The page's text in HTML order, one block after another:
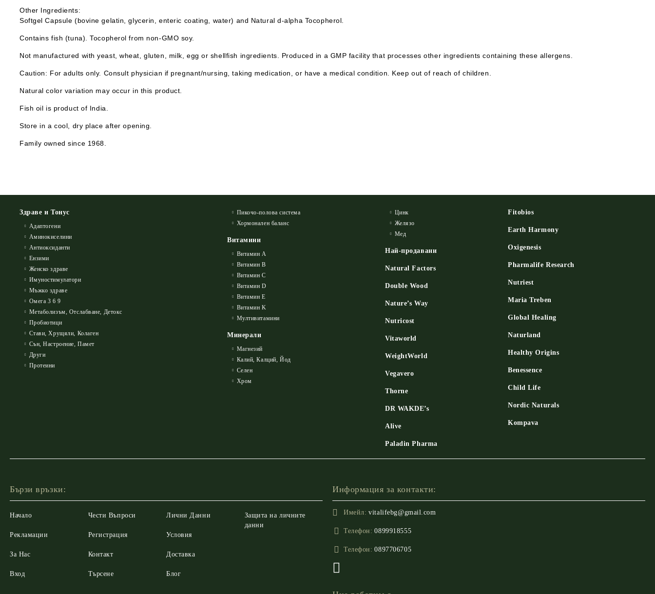
Other Ingredients:
Softgel Capsule (bovine gelatin, glycerin, enteric coating, water) and Natural d-alpha Tocopherol.
Contains fish (tuna). Tocopherol from non-GMO soy.
Not manufactured with yeast, wheat, gluten, milk, egg or shellfish ingredients. Produced in a GMP facility that processes other ingredients containing these allergens.
Caution: For adults only. Consult physician if pregnant/nursing, taking medication, or have a medical condition. Keep out of reach of children.
Natural color variation may occur in this product.
Fish oil is product of India.
Store in a cool, dry place after opening.
Family owned since 1968.
Здраве и Тонус
Адаптогени
Аминокиселини
Антиоксиданти
Ензими
Женско здраве
Имуностимулатори
Мъжко здраве
Омега 3 6 9
Метаболизъм, Отслабване, Детокс
Пробиотици
Стави, Хрущяли, Колаген
Сън, Настроение, Памет
Други
Протеини
Пикочо-полова система
Хормонален баланс
Витамини
Витамин А
Витамин B
Витамин C
Витамин D
Витамин E
Витамин K
Мултивитамини
Минерали
Магнезий
Калий, Калций, Йод
Селен
Хром
Цинк
Желязо
Мед
Най-продавани
Natural Factors
Double Wood
Nature’s Way
Nutricost
Vitaworld
WeightWorld
Vegavero
Thorne
DR WAKDE’s
Alive
Paladin Pharma
Fitobios
Earth Harmony
Oxigenesis
Pharmalife Research
Nutriest
Maria Treben
Global Healing
Naturland
Healthy Origins
Benessence
Child Life
Nordic Naturals
Kompava
Бързи връзки:
Начало
Рекламации
За Нас
Вход
Чести Въпроси
Регистрация
Контакт
Търсене
Лични Данни
Условия
Доставка
Блог
Защита на личните
данни
Информация за контакти:
Имейл: vitalifebg@gmail.com
Телефон: 0899918555
Телефон: 0897706705